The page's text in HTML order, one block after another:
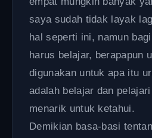
saya sudah tidak layak
hal seperti ini, namun
harus belajar, berapapun
digunakan untuk apa itu
adalah belajar dan
menarik untuk ketahui.
Demikian basa-basi